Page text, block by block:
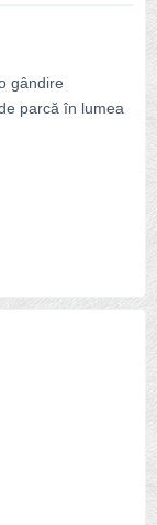
gândire
parcă în lumea